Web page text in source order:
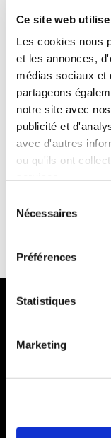
Ce site web utilise
Les cookies nous
et les annonces,
médias sociaux et
partageons
notre site avec
publicité et
avec d'autres
ou qu'ils ont
Nécessaires
Préférences
Statistiques
Marketing
Age minimum :20
Années de permis :2
Franchise :1000€
Caution :1000 €